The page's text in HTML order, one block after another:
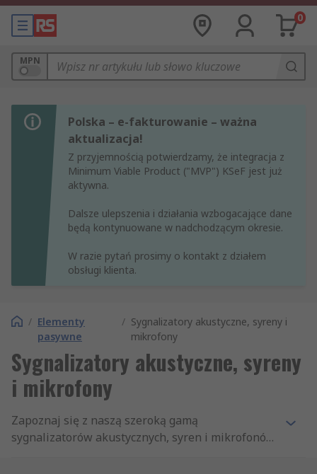
0
MPN
Polska – e-fakturowanie – ważna
aktualizacja!
Z przyjemnością potwierdzamy, że integracja z
Minimum Viable Product ("MVP") KSeF jest już
aktywna.
Dalsze ulepszenia i działania wzbogacające dane
będą kontynuowane w nadchodzącym okresie.
W razie pytań prosimy o kontakt z działem
obsługi klienta.
/ Elementy
pasywne
/ Sygnalizatory akustyczne, syreny i
mikrofony
Sygnalizatory akustyczne, syreny
i mikrofony
Zapoznaj się z naszą szeroką gamą
sygnalizatorów akustycznych, syren i mikrofonów